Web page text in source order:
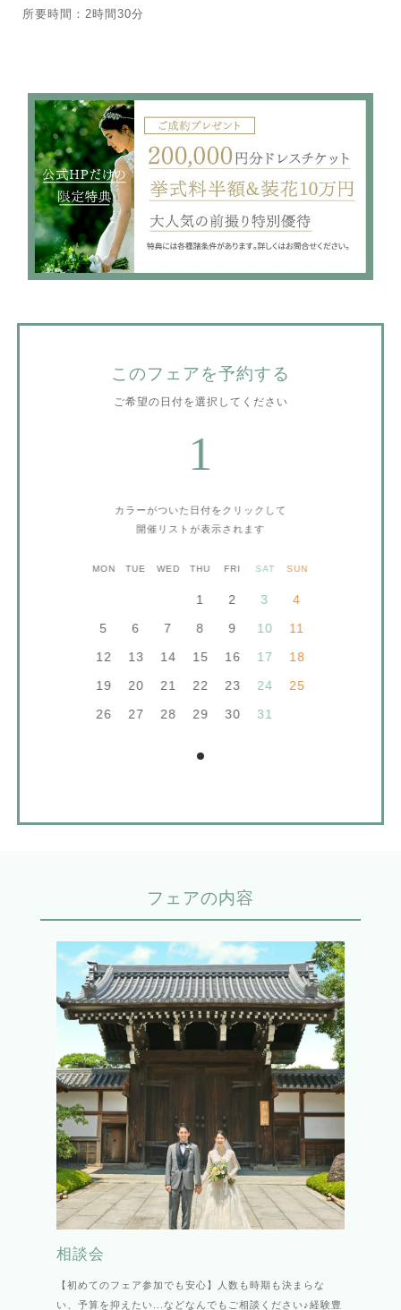
所要時間：2時間30分
このフェアを予約する
ご希望の日付を選択してください
1
カラーがついた日付をクリックして
開催リストが表示されます
MON TUE WED THU FRI SAT SUN
1 2 3
4
5
6 7 8 9 10
11
12
13 14 15 16 17
18
19
20 21 22 23 24
25
26
27 28 29 30 31
フェアの内容
相談会
【初めてのフェア参加でも安心】人数も時期も決まらな
い、予算を抑えたい...などなんでもご相談ください♪経験豊